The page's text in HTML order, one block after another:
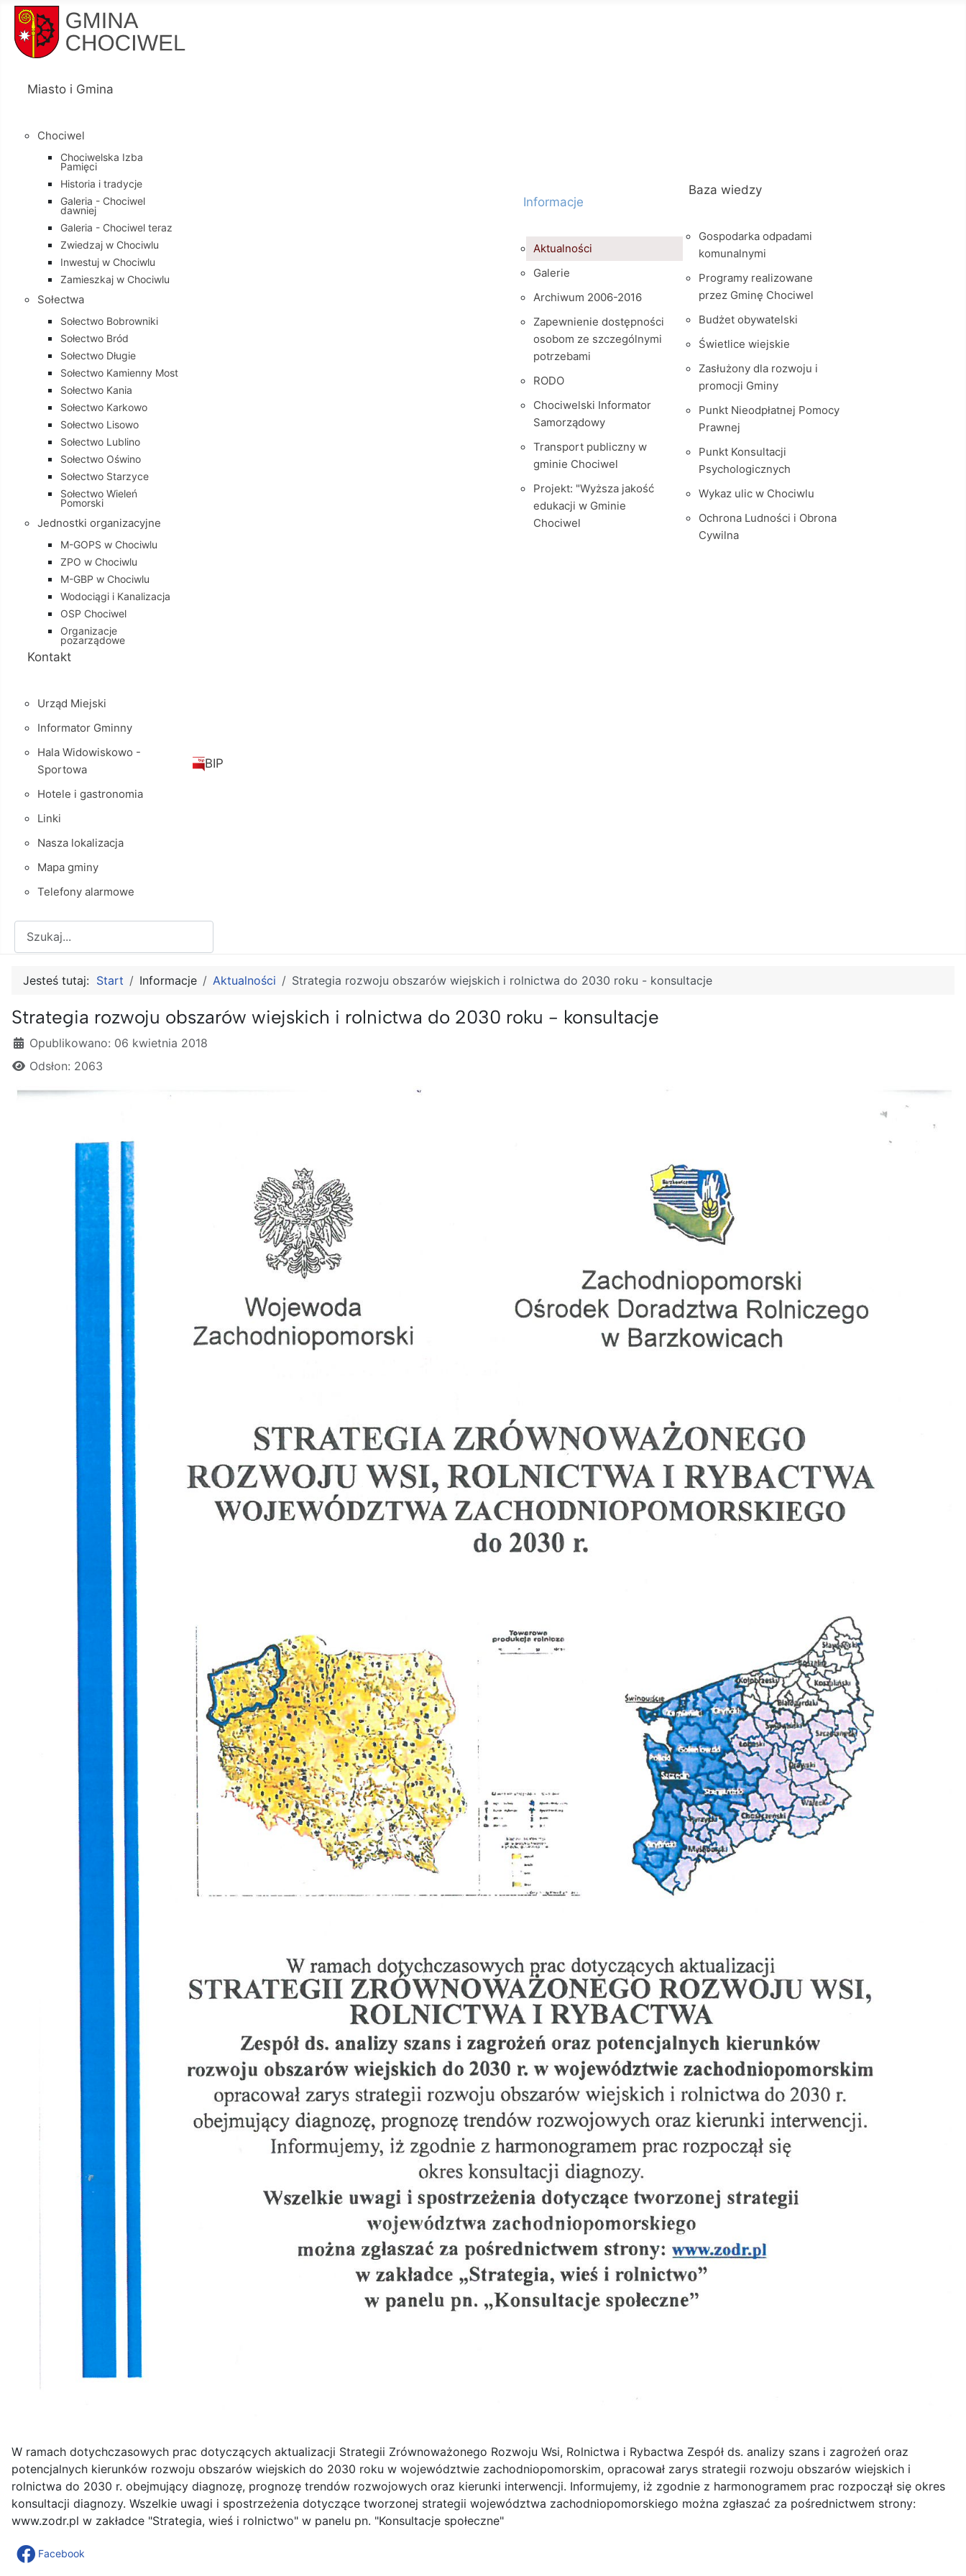
Miasto i Gmina
Chociwel
Chociwelska Izba
Pamięci
Historia i tradycje
Galeria - Chociwel
dawniej
Galeria - Chociwel teraz
Zwiedzaj w Chociwlu
Inwestuj w Chociwlu
Zamieszkaj w Chociwlu
Sołectwa
Sołectwo Bobrowniki
Sołectwo Bród
Sołectwo Długie
Sołectwo Kamienny Most
Sołectwo Kania
Sołectwo Karkowo
Sołectwo Lisowo
Sołectwo Lublino
Sołectwo Oświno
Sołectwo Starzyce
Sołectwo Wieleń
Pomorski
Jednostki organizacyjne
M-GOPS w Chociwlu
ZPO w Chociwlu
M-GBP w Chociwlu
Wodociągi i Kanalizacja
OSP Chociwel
Organizacje
pozarządowe
Informacje
Aktualności
Galerie
Archiwum 2006-2016
Zapewnienie dostępności
osobom ze szczególnymi
potrzebami
RODO
Chociwelski Informator
Samorządowy
Transport publiczny w
gminie Chociwel
Projekt: "Wyższa jakość
edukacji w Gminie
Chociwel
Baza wiedzy
Gospodarka odpadami
komunalnymi
Programy realizowane
przez Gminę Chociwel
Budżet obywatelski
Świetlice wiejskie
Zasłużony dla rozwoju i
promocji Gminy
Punkt Nieodpłatnej Pomocy
Prawnej
Punkt Konsultacji
Psychologicznych
Wykaz ulic w Chociwlu
Ochrona Ludności i Obrona
Cywilna
Kontakt
Urząd Miejski
Informator Gminny
Hala Widowiskowo -
Sportowa
Hotele i gastronomia
Linki
Nasza lokalizacja
Mapa gminy
Telefony alarmowe
BIP
Jesteś tutaj: Start Informacje Aktualności Strategia rozwoju obszarów wiejskich i rolnictwa do 2030 roku - konsultacje
Strategia rozwoju obszarów wiejskich i rolnictwa do 2030 roku - konsultacje
Szczegóły
Opublikowano: 06 kwietnia 2018
Odsłon: 2063
W ramach dotychczasowych prac dotyczących aktualizacji Strategii Zrównoważonego Rozwoju Wsi, Rolnictwa i Rybactwa Zespół ds. analizy szans i zagrożeń oraz
potencjalnych kierunków rozwoju obszarów wiejskich do 2030 roku w województwie zachodniopomorskim, opracował zarys strategii rozwoju obszarów wiejskich i
rolnictwa do 2030 r. obejmujący diagnozę, prognozę trendów rozwojowych oraz kierunki interwencji. Informujemy, iż zgodnie z harmonogramem prac rozpoczął się okres
konsultacji diagnozy. Wszelkie uwagi i spostrzeżenia dotyczące tworzonej strategii województwa zachodniopomorskiego można zgłaszać za pośrednictwem strony:
www.zodr.pl w zakładce "Strategia, wieś i rolnictwo" w panelu pn. "Konsultacje społeczne"
Facebook